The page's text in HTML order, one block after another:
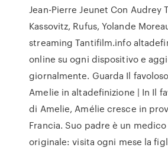
Jean-Pierre Jeunet Con Audrey
Kassovitz, Rufus, Yolande
streaming Tantifilm.info
online su ogni dispositivo e
giornalmente. Guarda Il
Amelie in altadefinizione | In Il
di Amelie, Amélie cresce in
Francia. Suo padre è un
originale: visita ogni mese la